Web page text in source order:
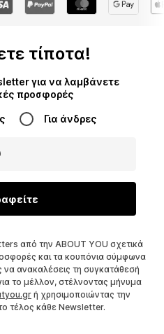
τίποτα!
για να λαμβάνετε
προσφορές
Για άνδρες
από την ABOUT YOU σχετικά
και τα κουπόνια σύμφωνα
να ανακαλέσεις τη συγκατάθεσή
το μέλλον, στέλνοντας μήνυμα
ή χρησιμοποιώντας την
τέλος κάθε Newsletter.